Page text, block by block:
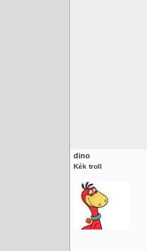
dino
Kék troll